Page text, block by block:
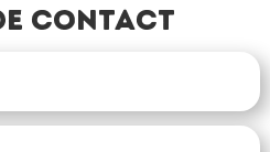
contact